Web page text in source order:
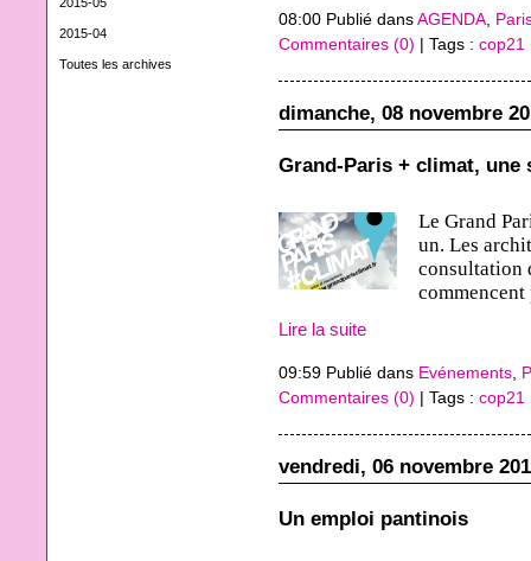
2015-04
Toutes les archives
08:00 Publié dans AGENDA,
Commentaires (0) | Tags : cop21
dimanche, 08 novembre
Grand-Paris + climat, une
Le Grand
un. Les
consultation
commencent
Lire la suite
09:59 Publié dans Evénements
Commentaires (0) | Tags : cop21
vendredi, 06 novembre
Un emploi pantinois